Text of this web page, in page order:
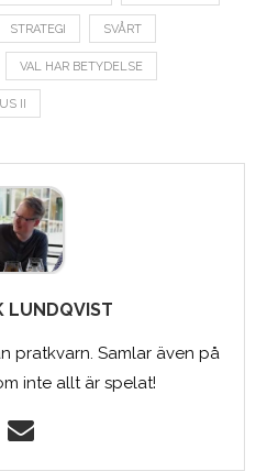
STRATEGI SVÅRT
VAL HAR BETYDELSE
II
LUNDQVIST
pratkvarn. Samlar även på
inte allt är spelat!